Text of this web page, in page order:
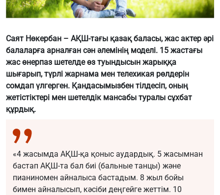
Саят Нөкербан – АҚШ-тағы қазақ баласы, жас актер әрі
балаларға арналған сән әлемінің моделі. 15 жастағы
жас өнерпаз шетелде өз туындысын жарыққа
шығарып, түрлі жарнама мен телехикая рөлдерін
сомдап үлгерген. Қандасымызбен тілдесіп, оның
жетістіктері мен шетелдік мансабы туралы сұхбат
құрдық.
«4 жасымда АҚШ-қа қоныс аудардық. 5 жасымнан
бастап АҚШ-та бал биі (бальные танцы) және
пианиномен айналыса бастадым. 8 жыл бойы
бимен айналысып, кәсіби деңгейге жеттім. 10